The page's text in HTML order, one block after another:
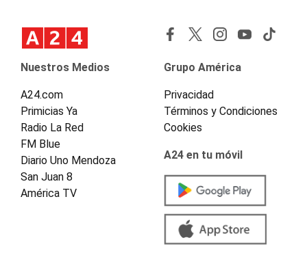
Nuestros Medios
A24.com
Primicias Ya
Radio La Red
FM Blue
Diario Uno Mendoza
San Juan 8
América TV
Grupo América
Privacidad
Términos y Condiciones
Cookies
A24 en tu móvil